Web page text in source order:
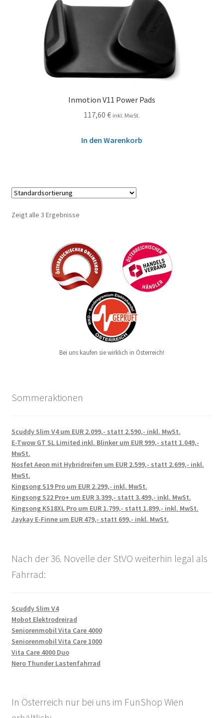
Inmotion V11 Power Pads
117,60 € inkl. MwSt.
In den Warenkorb
Zeigt alle 3 Ergebnisse
Bei uns kaufen sie wirklich in Österreich!
Sommeraktionen
Scuddy Slim V4 um EUR 2.099,- statt 2.590,- inkl. MwSt.
E-Twow GT SL Limited inkl. Blinker um EUR 999,- statt 1.049,-
MwSt.
Nosfet Aeon mit Hybridreifen um EUR 2.599,- statt 2.699,- inkl.
MwSt.
Kingsong S19 Pro um EUR 2.299,- inkl. MwSt.
Kingsong S22 Pro+ um EUR 3.399,- statt 3.499,- inkl. MwSt.
Kingsong KS18XL Pro um EUR 1.799,- statt 1.899,- inkl. MwSt.
Jaykay E-Finne um EUR 479,- statt 699,- inkl. MwSt.
Nach der 36. Novelle der StVO weiterhin legal als
Fahrrad:
Scuddy Slim V4
Mobot Elektrodreirad
Seniorenmobil Vita Care 4000
Seniorenmobil Vita Care 1000
Vita Care 4000 Duo
Nero Thunder Lastenfahrrad
In Österreich nur bei uns im FunShop Wien